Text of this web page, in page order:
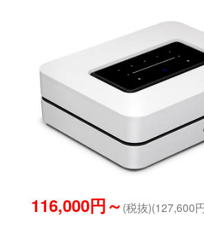
116,000円～ (税抜)(127,600